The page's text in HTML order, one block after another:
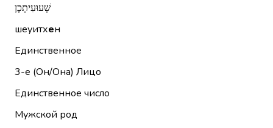
שְׁעוּעִיתְכֶן
шеуитхен
Единственное
3-е (Он/Она) Лицо
Единственное число
Мужской род